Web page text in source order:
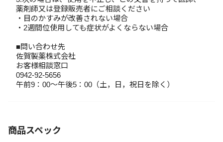
薬剤師又は登録販売者にご相談ください
・目のかすみが改善されない場合
・2週間位使用しても症状がよくならない場合
■問い合わせ先
佐賀製薬株式会社
お客様相談窓口
0942-92-5656
午前9：00～午後5：00（土，日，祝日を除く）
商品スペック